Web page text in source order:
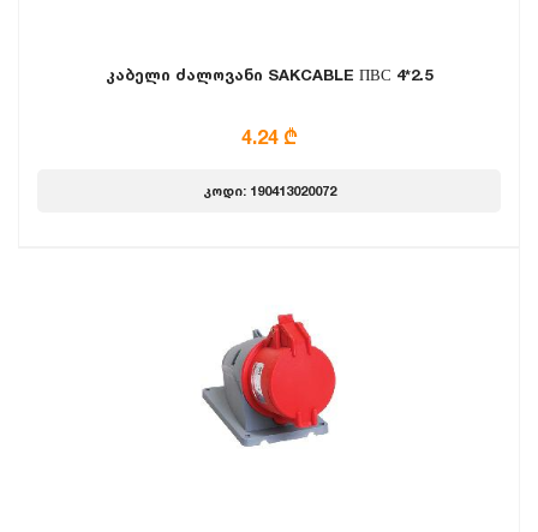
კაბელი ძალოვანი SAKCABLE ПВС 4*2.5
4.24 ₾
კოდი: 190413020072